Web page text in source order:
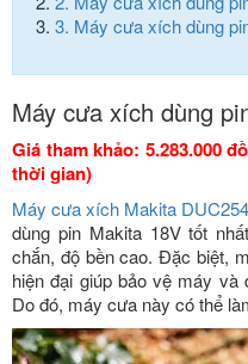
3. Máy cưa xích dùng
Máy cưa xích dùng
Giá tham khảo: 5.283.000
thời gian)
Máy cưa xích Makita
dùng pin Makita 18V tốt
chắn, độ bền cao. Đặc biệt,
hiện đại giúp bảo vệ máy
Do đó, máy cưa này có thể